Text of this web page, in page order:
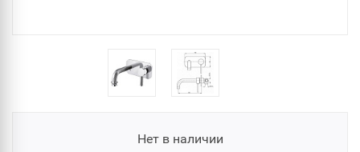
Нет в наличии